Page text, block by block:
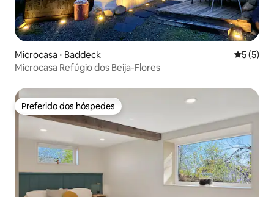
Microcasa ⋅ Baddeck 5 de
5 (5)
Microcasa Refúgio dos Beija-Flores
Preferido dos hóspedes
Preferido dos hóspedes